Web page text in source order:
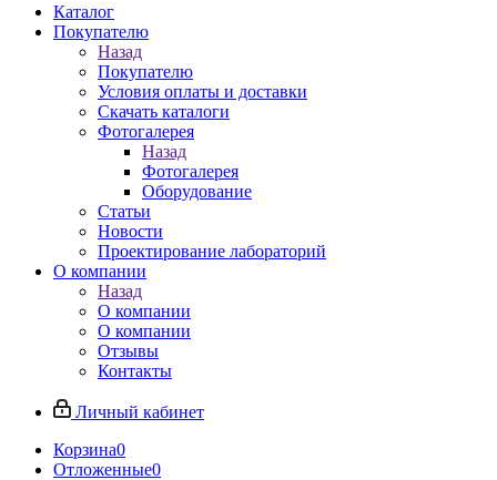
Каталог
Покупателю
Назад
Покупателю
Условия оплаты и доставки
Скачать каталоги
Фотогалерея
Назад
Фотогалерея
Оборудование
Статьи
Новости
Проектирование лабораторий
О компании
Назад
О компании
О компании
Отзывы
Контакты
Личный кабинет
Корзина0
Отложенные0